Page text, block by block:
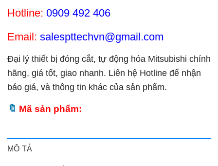
Hotline: 0909 492 406
Email: salespttechvn@gmail.com
Đại lý thiết bị đóng cắt, tự động hóa Mitsubishi chính
hãng, giá tốt, giao nhanh. Liên hệ Hotline để nhận
báo giá, và thông tin khác của sản phẩm.
Mã sản phẩm:
MÔ TẢ